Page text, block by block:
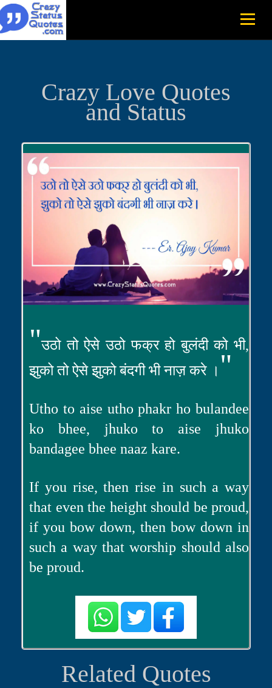
Crazy Love Quotes
and Status
"उठो तो ऐसे उठो फक्र हो बुलंदी को भी,
झुको तो ऐसे झुको बंदगी भी नाज़ करे । "
Utho to aise utho phakr ho bulandee
ko bhee, jhuko to aise jhuko
bandagee bhee naaz kare.
If you rise, then rise in such a way
that even the height should be proud,
if you bow down, then bow down in
such a way that worship should also
be proud.
Related Quotes